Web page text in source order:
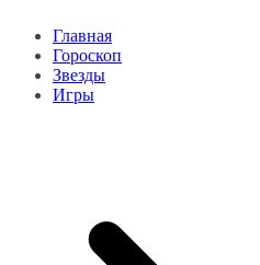
Главная
Гороскоп
Звезды
Игры